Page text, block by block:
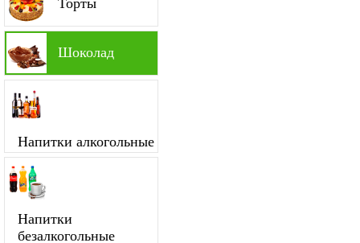
Торты
Шоколад
Напитки алкогольные
Напитки
безалкогольные